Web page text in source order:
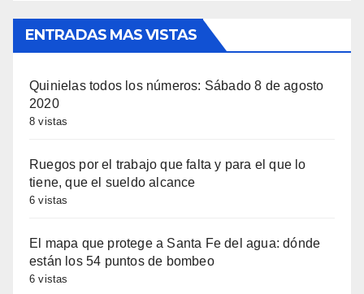
ENTRADAS MAS VISTAS
Quinielas todos los números: Sábado 8 de agosto
2020
8 vistas
Ruegos por el trabajo que falta y para el que lo
tiene, que el sueldo alcance
6 vistas
El mapa que protege a Santa Fe del agua: dónde
están los 54 puntos de bombeo
6 vistas